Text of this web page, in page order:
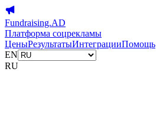
Fundraising.AD
Платформа соцрекламы
ЦеныРезультатыИнтеграцииПомощь
EN
RU